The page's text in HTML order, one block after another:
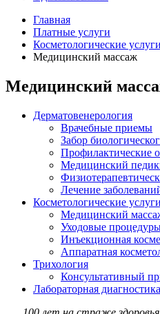
Главная
Платные услуги
Косметологические услуги
Медицинский массаж
Медицинский
Дерматовенерология
Врачебные приемы
Забор
Профилактические
Медицинский
Лечение
Косметологические услуги
Медицинский
Уходовые
Инъекционная
Аппаратная
Трихология
Консультативный
Лабораторная диагностика